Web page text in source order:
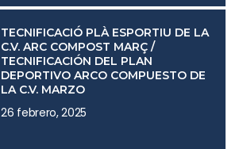
TECNIFICACIÓ PLÀ ESPORTIU DE LA
C.V. ARC COMPOST MARÇ /
TECNIFICACIÓN DEL PLAN
DEPORTIVO ARCO COMPUESTO DE
LA C.V. MARZO
26 febrero, 2025